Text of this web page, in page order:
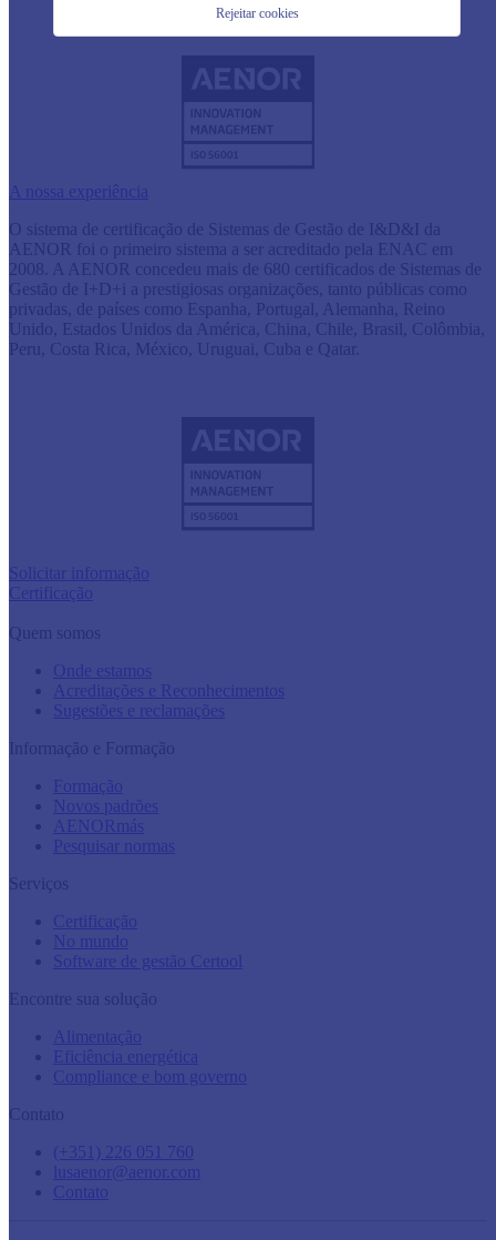
Rejeitar cookies
A nossa experiência
O sistema de certificação de Sistemas de Gestão de I&D&I da
AENOR foi o primeiro sistema a ser acreditado pela ENAC em
2008. A AENOR concedeu mais de 680 certificados de Sistemas de
Gestão de I+D+i a prestigiosas organizações, tanto públicas como
privadas, de países como Espanha, Portugal, Alemanha, Reino
Unido, Estados Unidos da América, China, Chile, Brasil, Colômbia,
Peru, Costa Rica, México, Uruguai, Cuba e Qatar.
Solicitar informação
Certificação
Quem somos
Onde estamos
Acreditações e Reconhecimentos
Sugestões e reclamações
Informação e Formação
Formação
Novos padrões
AENORmás
Pesquisar normas
Serviços
Certificação
No mundo
Software de gestão Certool
Encontre sua solução
Alimentação
Eficiência energética
Compliance e bom governo
Contato
(+351) 226 051 760
lusaenor@aenor.com
Contato